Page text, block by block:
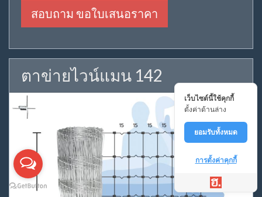
สอบถาม ขอใบเสนอราคา
ตาข่ายไวน์แมน 142
เว็บไซต์นี้ใช้คุกกี้
ตั้งค่าด้านล่าง
ยอมรับทั้งหมด
การตั้งค่าคุกกี้